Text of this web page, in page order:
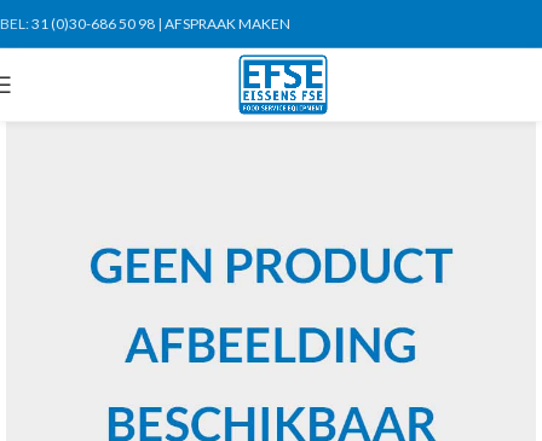
BEL:31 (0)30-686 50 98 | AFSPRAAK MAKEN